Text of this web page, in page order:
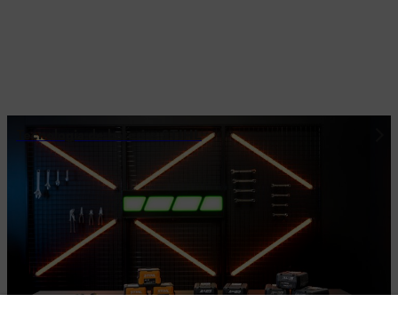
Tecnologia de baterias STIHL